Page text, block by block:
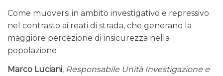
Come muoversi in ambito investigativo e repressivo
nel contrasto ai reati di strada, che generano la
maggiore percezione di insicurezza nella
popolazione
Marco Luciani, Responsabile Unità Investigazione e